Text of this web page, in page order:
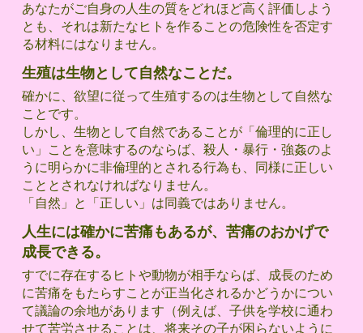
あなたがご自身の人生の質をどれほど高く評価しよう
とも、それは新たなヒトを作ることの危険性を否定す
る材料にはなりません。
生殖は生物として自然なことだ。
確かに、欲望に従って生殖するのは生物として自然な
ことです。
しかし、生物として自然であることが「倫理的に正し
い」ことを意味するのならば、殺人・暴行・強姦のよ
うに明らかに非倫理的とされる行為も、同様に正しい
こととされなければなりません。
「自然」と「正しい」は同義ではありません。
人生には確かに苦痛もあるが、苦痛のおかげで
成長できる。
すでに存在するヒトや動物が相手ならば、成長のため
に苦痛をもたらすことが正当化されるかどうかについ
て議論の余地があります（例えば、子供を学校に通わ
せて苦労させることは、将来その子が困らないように